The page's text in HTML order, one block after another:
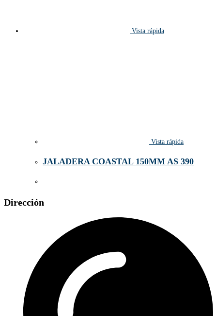
Vista rápida
Vista rápida
JALADERA COASTAL 150MM AS 390
Dirección